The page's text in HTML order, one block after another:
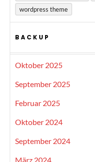
wordpress theme
BACKUP
Oktober 2025
September 2025
Februar 2025
Oktober 2024
September 2024
März 2024